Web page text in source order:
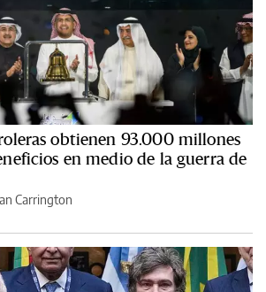
obtienen 93.000 millones
en medio de la guerra de
Carrington